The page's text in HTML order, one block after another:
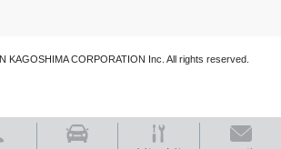
KAGOSHIMA CORPORATION Inc. All rights reserved.